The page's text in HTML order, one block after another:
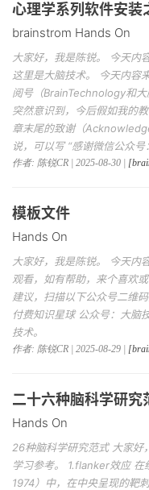
心理学系列软件安
brainstrom Hands On
大家好，我是陈锐。 今天内
这里是大脑技术。 今天内容
阅号（BrainTechnology和大
突然意识到，今后假如我的
章末尾的致谢（
说，可以写 “感谢微信公众号
作者: 陈锐CR | 2025-08-30 |
模板文件
Hands On
大家好，我是陈锐。 今天内
观看，如有帮助，来个喜欢
建议，扫描以下公众号二维
付费知识星球 公众号：大脑
技术。
作者: 陈锐CR | 2025-08-29 |
二十六种脑科学研究
Hands On
26种脑科学研究范式 大家好
学习参考。 1.flanker效应
1974）中，在中央呈现的靶